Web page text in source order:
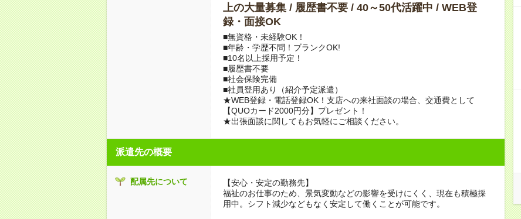
上の大量募集 / 履歴書不要 / 40～50代活躍中 / WEB登
録・面接OK
■無資格・未経験OK！
■年齢・学歴不問！ブランクOK!
■10名以上採用予定！
■履歴書不要
■社会保険完備
■社員登用あり（紹介予定派遣）
★WEB登録・電話登録OK！支店への来社面談の場合、交通費として
【QUOカード2000円分】プレゼント！
★出張面談に関してもお気軽にご相談ください。
派遣先の概要
配属先について
【安心・安定の勤務先】
福祉のお仕事のため、景気変動などの影響を受けにくく、現在も積極採
用中。シフト減少などもなく安定して働くことが可能です。